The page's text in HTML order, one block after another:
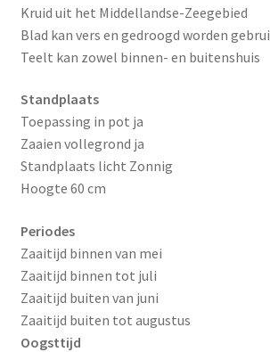
Kruid uit het Middellandse-Zeegebied
Blad kan vers en gedroogd worden
Teelt kan zowel binnen- en buitenshuis
Standplaats
Toepassing in pot ja
Zaaien vollegrond ja
Standplaats licht Zonnig
Hoogte 60 cm
Periodes
Zaaitijd binnen van mei
Zaaitijd binnen tot juli
Zaaitijd buiten van juni
Zaaitijd buiten tot augustus
Oogsttijd